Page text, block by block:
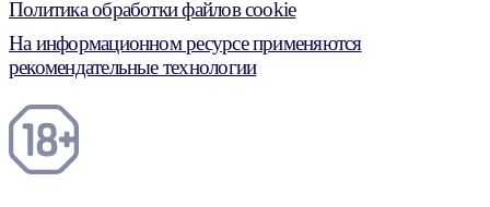
Политика обработки файлов cookie
На информационном ресурсе применяются
рекомендательные технологии